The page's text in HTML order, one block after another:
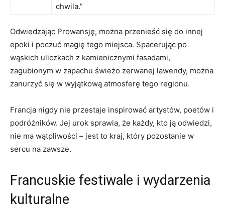
⁣chwila.”
Odwiedzając Prowansję, można przenieść się do innej
epoki i poczuć magię tego miejsca. Spacerując po
wąskich uliczkach z ​kamienicznymi ⁢fasadami,
zagubionym w zapachu świeżo zerwanej lawendy, można
zanurzyć się w wyjątkową atmosferę tego regionu.
Francja nigdy nie przestaje inspirować artystów, poetów i
podróżników. Jej urok‌ sprawia, że każdy, kto ją odwiedzi,
nie ma wątpliwości​ – jest to ​kraj, który pozostanie ⁢w
sercu na zawsze.
Francuskie festiwale ‍i wydarzenia
kulturalne